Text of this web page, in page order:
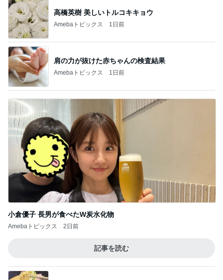
高橋英樹 美しいトルコキキョウ
Amebaトピックス 1日前
肩の力が抜けた赤ちゃんの検査結果
Amebaトピックス 1日前
小倉優子 長男が食べたW炭水化物
Amebaトピックス 2日前
記事を読む